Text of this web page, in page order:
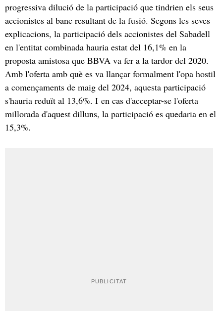
progressiva dilució de la participació que tindrien els seus
accionistes al banc resultant de la fusió. Segons les seves
explicacions, la participació dels accionistes del Sabadell
en l'entitat combinada hauria estat del 16,1% en la
proposta amistosa que BBVA va fer a la tardor del 2020.
Amb l'oferta amb què es va llançar formalment l'opa hostil
a començaments de maig del 2024, aquesta participació
s'hauria reduït al 13,6%. I en cas d'acceptar-se l'oferta
millorada d'aquest dilluns, la participació es quedaria en el
15,3%.